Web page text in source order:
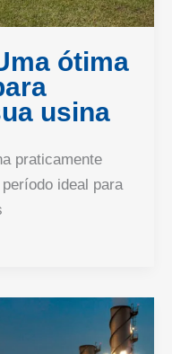
ótima
usina
praticamente
ideal para